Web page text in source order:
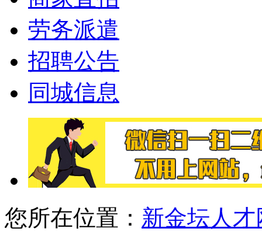
劳务派遣
招聘公告
同城信息
您所在位置： 新金坛人才